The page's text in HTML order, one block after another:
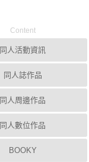
Content
同人活動資訊
同人誌作品
同人周邊作品
同人數位作品
BOOKY